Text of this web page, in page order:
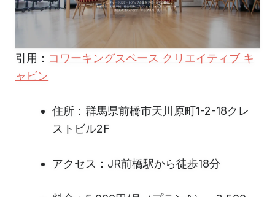
引用： コワーキングスペース クリエイティブ キ
ャビン
住所：群馬県前橋市天川原町1-2-18クレ
ストビル2F
アクセス：JR前橋駅から徒歩18分